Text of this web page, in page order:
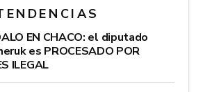
EN CHACO: el diputado
es PROCESADO POR
ILEGAL